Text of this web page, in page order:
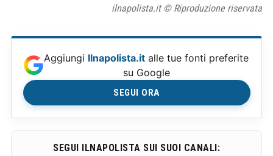
ilnapolista.it © Riproduzione riservata
Aggiungi Ilnapolista.it alle tue fonti preferite
su Google
SEGUI ORA
SEGUI ILNAPOLISTA SUI SUOI CANALI: